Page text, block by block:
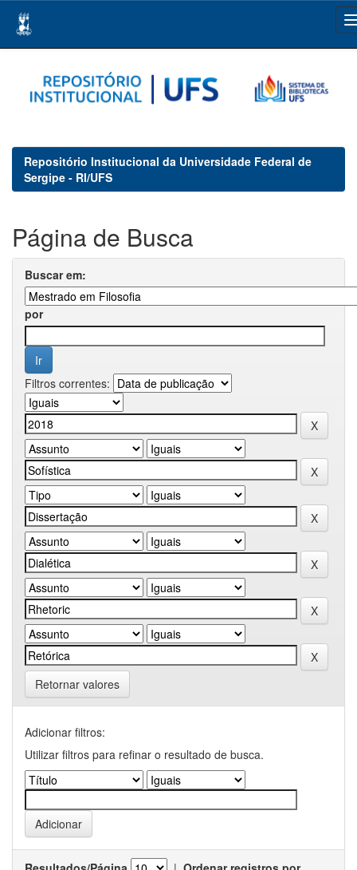
navigation
Repositório Institucional da Universidade Federal de
Sergipe - RI/UFS
Página de Busca
Buscar em:
por
Filtros correntes:
Retornar valores
Adicionar filtros:
Utilizar filtros para refinar o resultado de busca.